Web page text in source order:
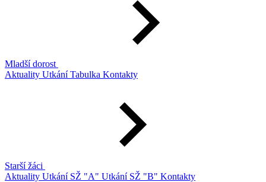
Mladší dorost
Aktuality UtkáníTabulka Kontakty
Starší žáci
Aktuality Utkání SŽ "A" Utkání SŽ "B" Kontakty